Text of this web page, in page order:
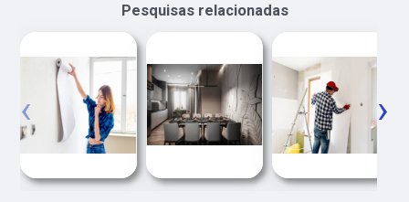
Pesquisas relacionadas
‹ ›